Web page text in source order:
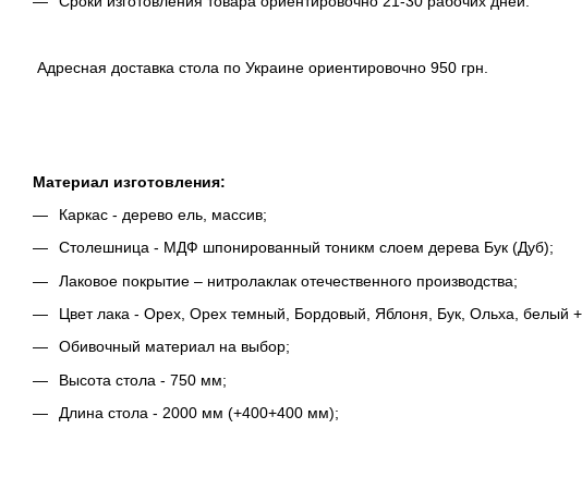
Адресная доставка стола по Украине ориентировочно 950 грн.
Материал изготовления:
Каркас - дерево ель, массив;
Столешница - МДФ шпонированный тоникм слоем дерева Бук (Дуб);
Лаковое покрытие – нитролаклак отечественного производства;
Цвет лака - Орех, Орех темный, Бордовый, Яблоня, Бук, Ольха, белый
Обивочный материал на выбор;
Высота стола - 750 мм;
Длина стола - 2000 мм (+400+400 мм);